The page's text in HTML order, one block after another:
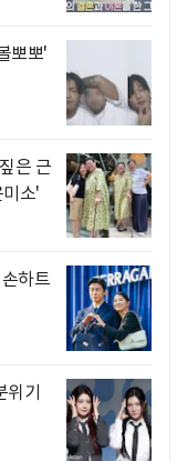
뽀뽀'
은 근
소'
하트
기